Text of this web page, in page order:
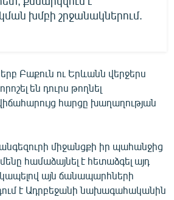
խմբի շրջանակներում.
Բաքուն ու Երևանն վերջերս
են դուրս թողնել
հարցը խաղաղության
միջանցքի իր պահանջից
համաձայնել է հետաձգել այդ
այն ճանապարհների
է Ադրբեջանի նախագահականին